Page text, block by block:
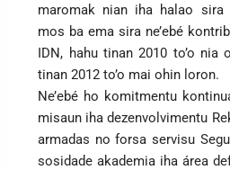
maromak nian iha halao sira
mos ba ema sira ne’ebé
IDN, hahu tinan 2010 to’o nia
tinan 2012 to’o mai ohin loron.
Ne’ebé ho komitmentu
misaun iha dezenvolvimentu
armadas no forsa servisu
sosidade akademia iha área